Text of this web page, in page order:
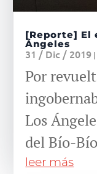
[Reporte] El
Ángeles
31 / Dic / 2019 |
Por
Los
del Bío-
leer más